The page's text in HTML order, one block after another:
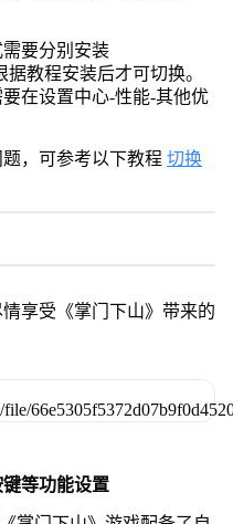
要分别安装
教程安装后才可切换。
在设置中心-性能-其他优
，可参考以下教程 切换
享受《掌门下山》带来的
等功能设置